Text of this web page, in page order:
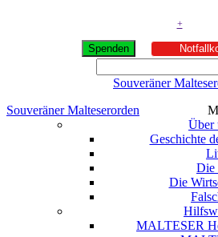
+
Spenden
Souveräner
Souveräner Malteserorden
Über
Geschichte
Die
Die
MALTESER